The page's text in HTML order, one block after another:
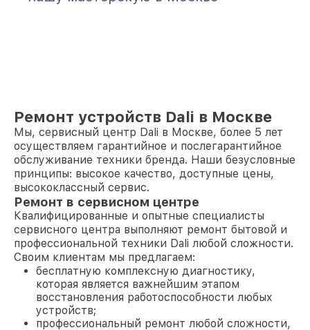
Ремонт устройств Dali в Москве
Мы, сервисный центр Dali в Москве, более 5 лет
осуществляем гарантийное и послегарантийное
обслуживание техники бренда. Наши безусловные
принципы: высокое качество, доступные цены,
высококлассный сервис.
Ремонт в сервисном центре
Квалифицированные и опытные специалисты
сервисного центра выполняют ремонт бытовой и
профессиональной техники Dali любой сложности.
Своим клиентам мы предлагаем:
бесплатную комплексную диагностику,
которая является важнейшим этапом
восстановления работоспособности любых
устройств;
профессиональный ремонт любой сложности,